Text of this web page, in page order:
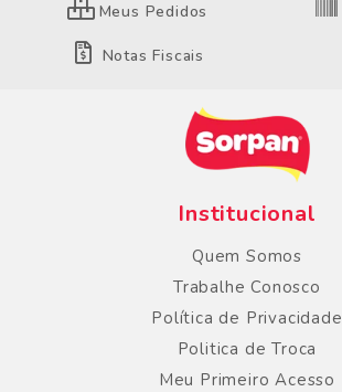
Meus Pedidos
Notas Fiscais
Institucional
Quem Somos
Trabalhe Conosco
Política de Privacidade
Politica de Troca
Meu Primeiro Acesso